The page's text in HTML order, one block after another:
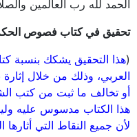
الحمد لله رب العالمين
تحقيق في كتاب فصوص
(هذا التحقيق يشكك بنسبة
العربي، وذلك من خلال
أو تخالف ما ثبت من كتب
هذا الكتاب مدسوس عليه
لأن جميع النقاط التي